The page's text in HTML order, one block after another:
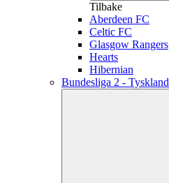
Tilbake
Aberdeen FC
Celtic FC
Glasgow Rangers
Hearts
Hibernian
Bundesliga 2 - Tyskland